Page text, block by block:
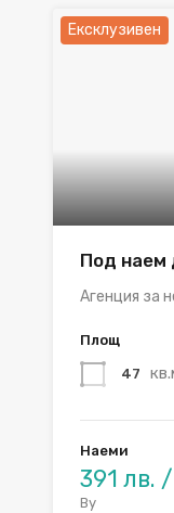
Ексклузивен
Под наем
Агенция за
Площ
47
Наеми
391 лв.
By